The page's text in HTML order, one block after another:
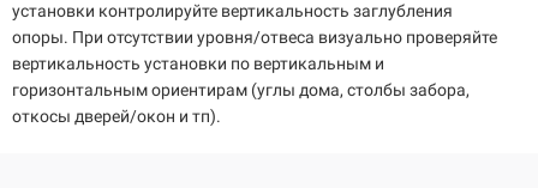
установки контролируйте вертикальность заглубления
опоры. При отсутствии уровня/отвеса визуально проверяйте
вертикальность установки по вертикальным и
горизонтальным ориентирам (углы дома, столбы забора,
откосы дверей/окон и тп).